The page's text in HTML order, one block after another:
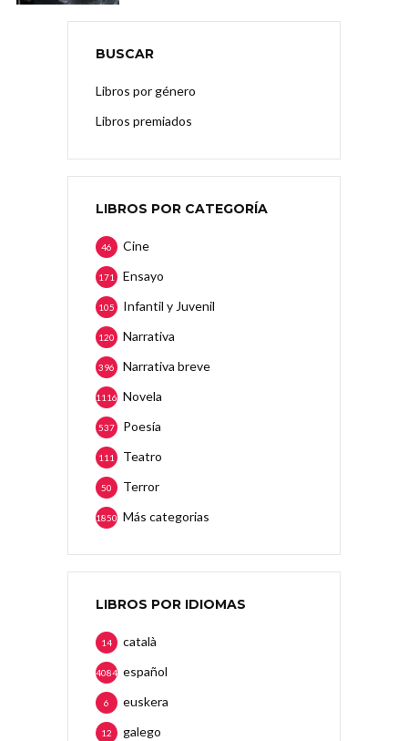
BUSCAR
Libros por género
Libros premiados
LIBROS POR CATEGORÍA
Cine
46
Ensayo
171
Infantil y Juvenil
105
Narrativa
120
Narrativa breve
396
Novela
1116
Poesía
537
Teatro
111
Terror
50
Más categorias
1850
LIBROS POR IDIOMAS
català
14
español
4084
euskera
6
galego
12